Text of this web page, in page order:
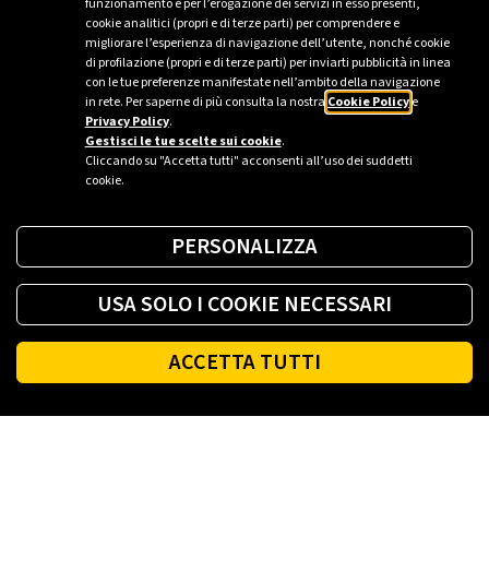
funzionamento e per l’erogazione dei servizi in esso presenti,
cookie analitici (propri e di terze parti) per comprendere e
migliorare l’esperienza di navigazione dell’utente, nonché cookie
di profilazione (propri e di terze parti) per inviarti pubblicità in linea
con le tue preferenze manifestate nell’ambito della navigazione
in rete. Per saperne di più consulta la nostra Cookie Policye
Privacy Policy.
Gestisci le tue scelte sui cookie.
Cliccando su "Accetta tutti" acconsenti all’uso dei suddetti
cookie.
PERSONALIZZA
USA SOLO I COOKIE NECESSARI
ACCETTA TUTTI
eventos?
Más información